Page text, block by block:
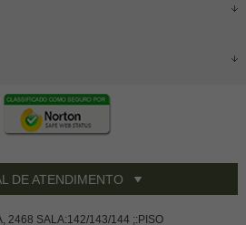
DE ATENDIMENTO
2468 SALA:142/143/144 ;:PISO